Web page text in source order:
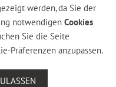
werden, da Sie der
notwendigen Cookies
Sie die Seite
Präferenzen anzupassen.